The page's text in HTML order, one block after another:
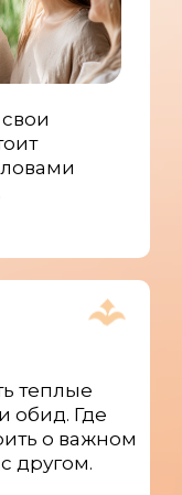
теплые
обид. Где
о важном
другом.